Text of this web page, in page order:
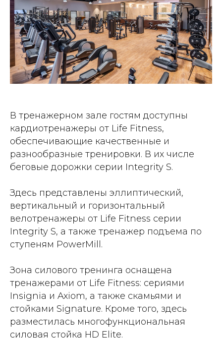
В тренажерном зале гостям доступны
кардиотренажеры от Life Fitness,
обеспечивающие качественные и
разнообразные тренировки. В их числе
беговые дорожки серии Integrity S.
Здесь представлены эллиптический,
вертикальный и горизонтальный
велотренажеры от Life Fitness серии
Integrity S, а также тренажер подъема по
ступеням PowerMill.
Зона силового тренинга оснащена
тренажерами от Life Fitness: сериями
Insignia и Axiom, а также скамьями и
стойками Signature. Кроме того, здесь
разместилась многофункциональная
силовая стойка HD Elite.